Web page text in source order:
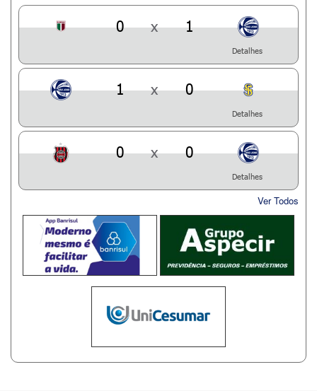
0 x 1
Detalhes
1 x 0
Detalhes
0 x 0
Detalhes
Ver Todos